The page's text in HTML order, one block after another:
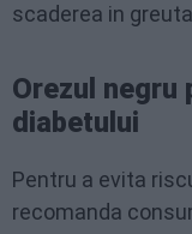
scaderea in
Orezul negru
diabetului
Pentru a evita
recomanda